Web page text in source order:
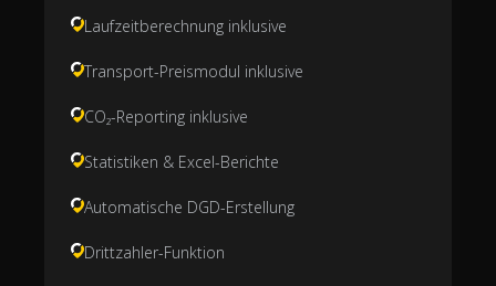
Laufzeitberechnung inklusive
Transport-Preismodul inklusive
CO₂-Reporting inklusive
Statistiken & Excel-Berichte
Automatische DGD-Erstellung
Drittzahler-Funktion